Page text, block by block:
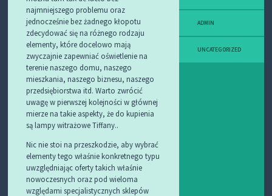
najmniejszego problemu oraz
jednocześnie bez żadnego kłopotu
zdecydować się na różnego rodzaju
elementy, które docelowo mają
zwyczajnie zapewniać oświetlenie na
terenie naszego domu, naszego
mieszkania, naszego biznesu, naszego
przedsiębiorstwa itd. Warto zwrócić
uwagę w pierwszej kolejności w głównej
mierze na takie aspekty, że do kupienia
są lampy witrażowe Tiffany..
Nic nie stoi na przeszkodzie, aby wybrać
elementy tego właśnie konkretnego typu
uwzględniając oferty takich właśnie
nowoczesnych oraz pod wieloma
względami specjalistycznych sklepów
ADMIN
UNCATEGORIZED